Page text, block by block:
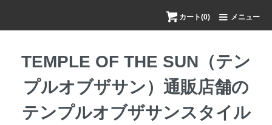
カート(0) メニュー
TEMPLE OF THE SUN（テン
プルオブザサン）通販店舗の
テンプルオブザサンスタイル